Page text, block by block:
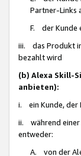
Partner-Links
F. der Kunde
iii. das Produkt
bezahlt wird
(b) Alexa Skill-
anbieten):
i. ein Kunde, der
ii. während einer
entweder:
A. von der